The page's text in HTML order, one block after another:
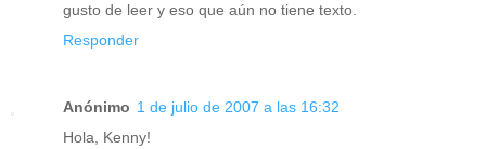
gusto de leer y eso que aún no tiene texto.
Responder
Anónimo 1 de julio de 2007 a las 16:32
Hola, Kenny!